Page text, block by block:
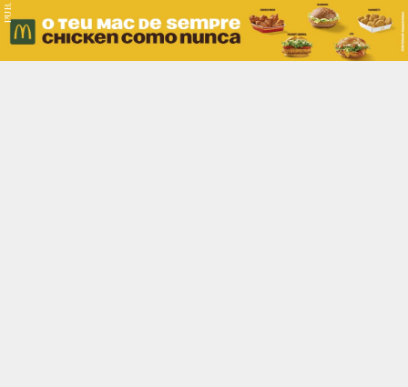
PUB.